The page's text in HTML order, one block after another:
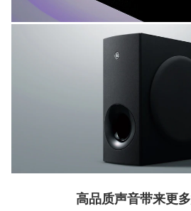
高品质声音带来更